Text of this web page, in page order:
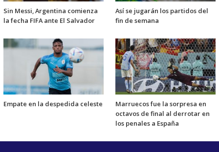
Sin Messi, Argentina comienza
la fecha FIFA ante El Salvador
Así se jugarán los partidos del
fin de semana
Empate en la despedida celeste
Marruecos fue la sorpresa en
octavos de final al derrotar en
los penales a España